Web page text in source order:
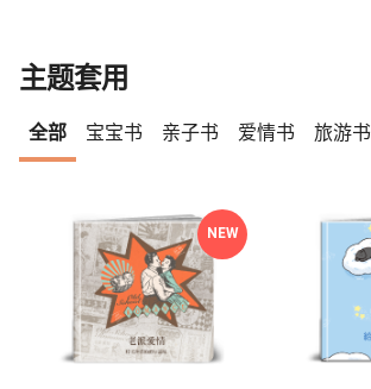
主题套用
全部 宝宝书 亲子书 爱情书 旅游书
NEW